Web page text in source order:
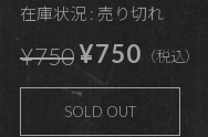
在庫状況 : 売り切れ
¥750¥750 （税込）
SOLD OUT